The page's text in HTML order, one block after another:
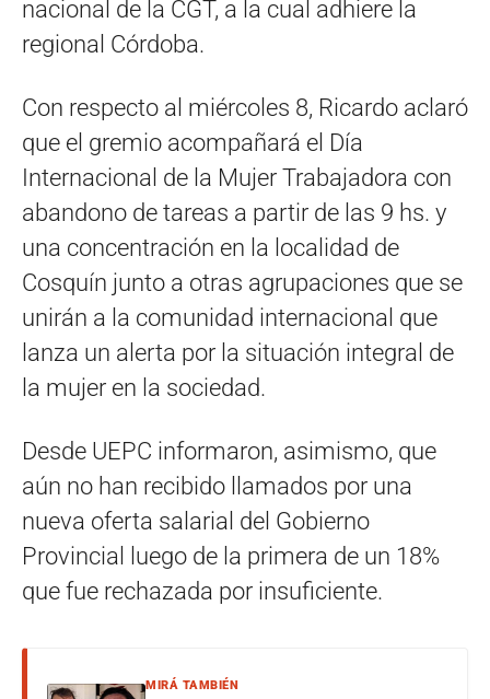
nacional de la CGT, a la cual adhiere la
regional Córdoba.
Con respecto al miércoles 8, Ricardo aclaró
que el gremio acompañará el Día
Internacional de la Mujer Trabajadora con
abandono de tareas a partir de las 9 hs. y
una concentración en la localidad de
Cosquín junto a otras agrupaciones que se
unirán a la comunidad internacional que
lanza un alerta por la situación integral de
la mujer en la sociedad.
Desde UEPC informaron, asimismo, que
aún no han recibido llamados por una
nueva oferta salarial del Gobierno
Provincial luego de la primera de un 18%
que fue rechazada por insuficiente.
MIRÁ TAMBIÉN